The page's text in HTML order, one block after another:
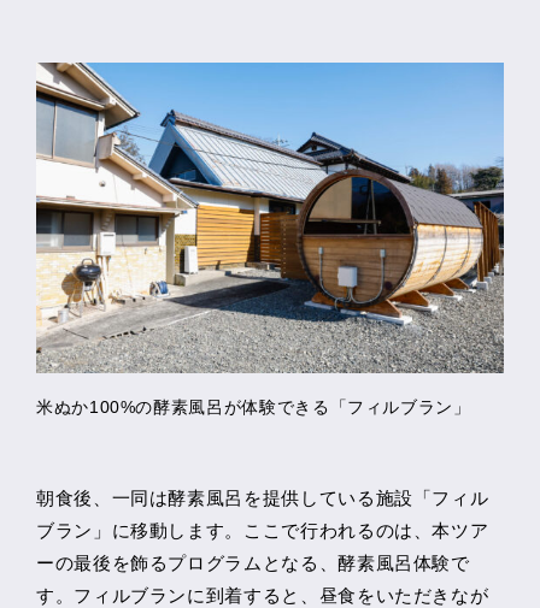
米ぬか100%の酵素風呂が体験できる「フィルブラン」
朝食後、一同は酵素風呂を提供している施設「フィル
ブラン」に移動します。ここで行われるのは、本ツア
ーの最後を飾るプログラムとなる、酵素風呂体験で
す。フィルブランに到着すると、昼食をいただきなが